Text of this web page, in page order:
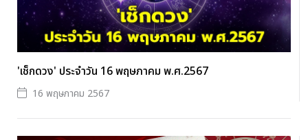
'เช็กดวง' ประจำวัน 16 พฤษภาคม พ.ศ.2567
16 พฤษภาคม 2567